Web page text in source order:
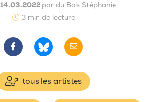
14.03.2022 par du Bois Stéphanie
3 min de lecture
tous les artistes